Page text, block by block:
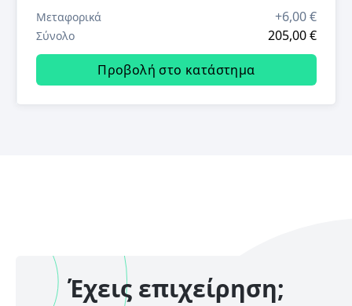
Μεταφορικά +6,00 €
Σύνολο
205,00 €
Προβολή στο κατάστημα
Έχεις επιχείρηση;